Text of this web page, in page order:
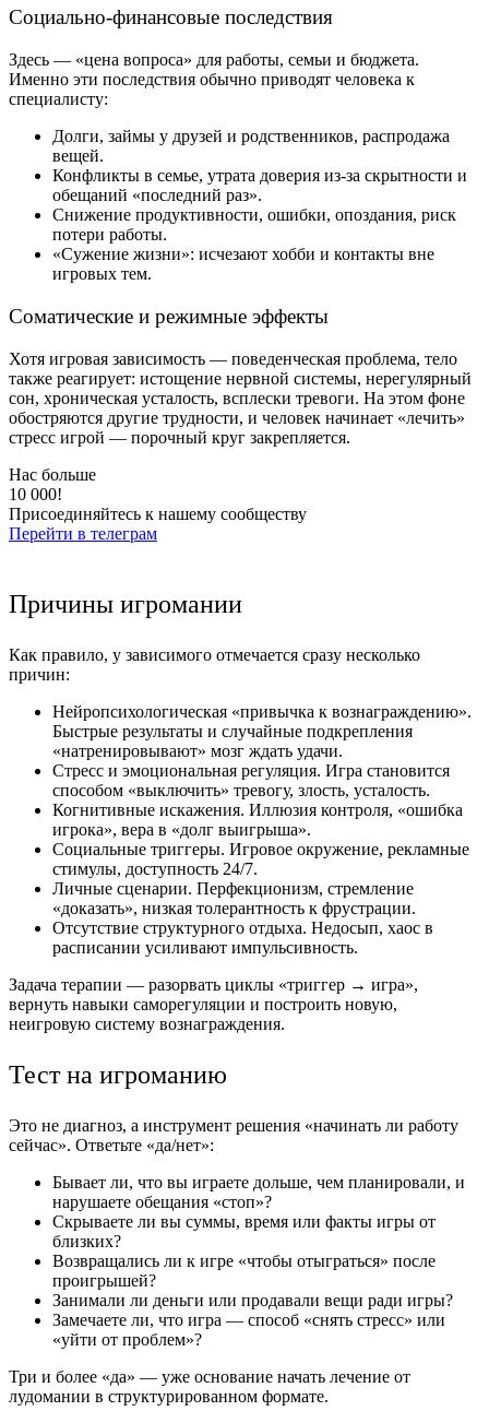
Социально-финансовые последствия
Здесь — «цена вопроса» для работы, семьи и бюджета.
Именно эти последствия обычно приводят человека к
специалисту:
Долги, займы у друзей и родственников, распродажа
вещей.
Конфликты в семье, утрата доверия из-за скрытности и
обещаний «последний раз».
Снижение продуктивности, ошибки, опоздания, риск
потери работы.
«Сужение жизни»: исчезают хобби и контакты вне
игровых тем.
Соматические и режимные эффекты
Хотя игровая зависимость — поведенческая проблема, тело
также реагирует: истощение нервной системы, нерегулярный
сон, хроническая усталость, всплески тревоги. На этом фоне
обостряются другие трудности, и человек начинает «лечить»
стресс игрой — порочный круг закрепляется.
Нас больше
10 000!
Присоединяйтесь к нашему сообществу
Перейти в телеграм
Причины игромании
Как правило, у зависимого отмечается сразу несколько
причин:
Нейропсихологическая «привычка к вознаграждению».
Быстрые результаты и случайные подкрепления
«натренировывают» мозг ждать удачи.
Стресс и эмоциональная регуляция. Игра становится
способом «выключить» тревогу, злость, усталость.
Когнитивные искажения. Иллюзия контроля, «ошибка
игрока», вера в «долг выигрыша».
Социальные триггеры. Игровое окружение, рекламные
стимулы, доступность 24/7.
Личные сценарии. Перфекционизм, стремление
«доказать», низкая толерантность к фрустрации.
Отсутствие структурного отдыха. Недосып, хаос в
расписании усиливают импульсивность.
Задача терапии — разорвать циклы «триггер → игра»,
вернуть навыки саморегуляции и построить новую,
неигровую систему вознаграждения.
Тест на игроманию
Это не диагноз, а инструмент решения «начинать ли работу
сейчас». Ответьте «да/нет»:
Бывает ли, что вы играете дольше, чем планировали, и
нарушаете обещания «стоп»?
Скрываете ли вы суммы, время или факты игры от
близких?
Возвращались ли к игре «чтобы отыграться» после
проигрышей?
Занимали ли деньги или продавали вещи ради игры?
Замечаете ли, что игра — способ «снять стресс» или
«уйти от проблем»?
Три и более «да» — уже основание начать лечение от
лудомании в структурированном формате.